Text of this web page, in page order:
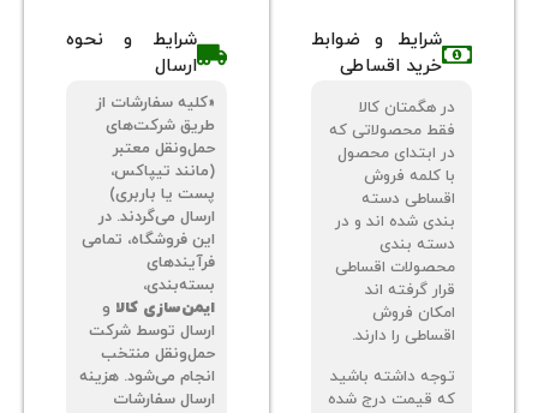
شرایط و ضوابط
خرید اقساطی
محصولاتی که
ابتدای محصول
شده اند و در
اقساطی
را دارند.
داشته باشید
قیمت درج شده
شرایط و نحوه
«کلیه سفارشات از
طریق شرکت‌های
حمل‌ونقل معتبر
(مانند تیپاکس،
پست یا باربری)
ارسال می‌گردند. در
این فروشگاه، تمامی
ایمن‌سازی کالاو
ارسال توسط شرکت
حمل‌ونقل منتخب
انجام می‌شود. هزینه
ارسال سفارشات